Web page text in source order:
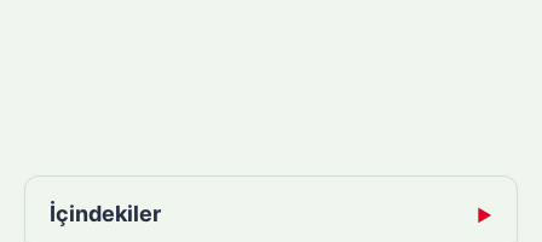
İçindekiler ▶